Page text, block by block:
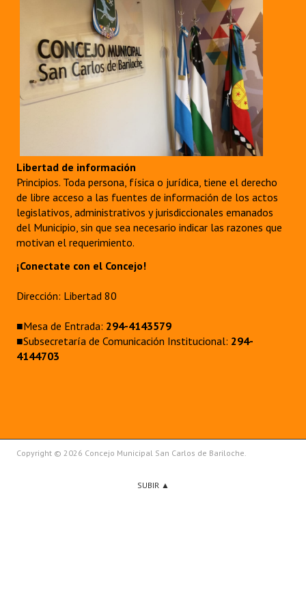
Libertad de información
Principios. Toda persona, física o jurídica, tiene el derecho
de libre acceso a las fuentes de información de los actos
legislativos, administrativos y jurisdiccionales emanados
del Municipio, sin que sea necesario indicar las razones que
motivan el requerimiento.
¡Conectate con el Concejo!
Dirección: Libertad 80
■Mesa de Entrada: 294-4143579
■Subsecretaría de Comunicación Institucional: 294-
4144703
Copyright © 2026 Concejo Municipal San Carlos de Bariloche.
SUBIR ▲